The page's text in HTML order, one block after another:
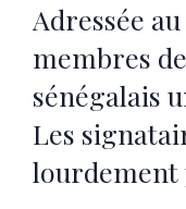
Adressée
membres
sénégalais
Les
lourdement